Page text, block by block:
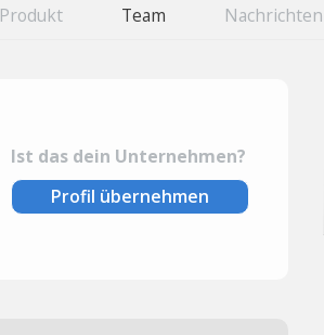
Produkt Team Nachrichten
Ist das dein Unternehmen?
Profil übernehmen